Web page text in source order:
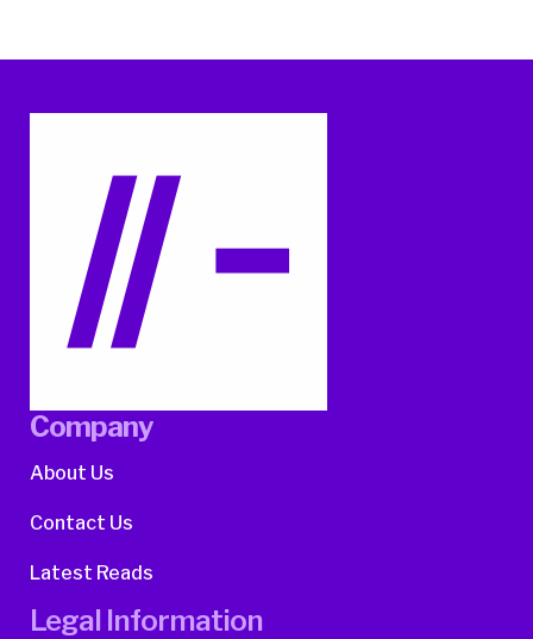
Company
About Us
Contact Us
Latest Reads
Legal Information